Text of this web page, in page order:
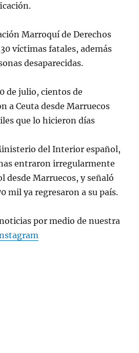
Marroquí de Derechos
víctimas fatales, además
desaparecidas.
de julio, cientos de
a Ceuta desde Marruecos
que lo hicieron días
del Interior español,
entraron irregularmente
desde Marruecos, y señaló
mil ya regresaron a su país.
por medio de nuestra